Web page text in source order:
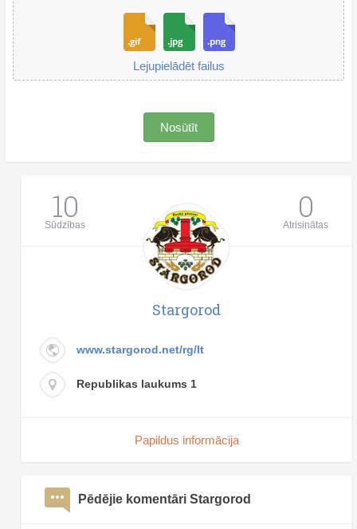
Lejupielādēt failus
Nosūtīt
10
Sūdzības 0
Atrisinātas
Stargorod
www.stargorod.net/rg/lt
Republikas laukums 1
Papildus informācija
Pēdējie komentāri Stargorod